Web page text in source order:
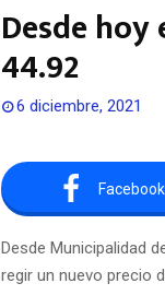
Desde
44.92
6 diciembre, 2021
Facebook
Desde Municipalidad
regir un nuevo precio